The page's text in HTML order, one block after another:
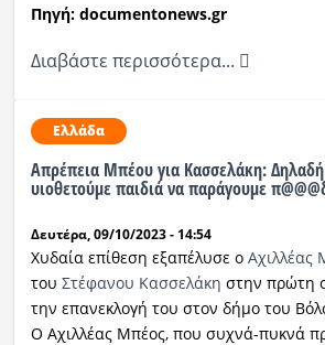
Πηγή: documentonews.gr
Διαβάστε περισσότερα...
Ελλάδα
Απρέπεια Μπέου για Κασσελάκη: Δηλαδή
υιοθετούμε παιδιά να παράγουμε
Δευτέρα, 09/10/2023 - 14:54
Χυδαία επίθεση εξαπέλυσε ο Αχιλλέας
του Στέφανου Κασσελάκη στην πρώτη
την επανεκλογή του στον δήμο του
Ο Αχιλλέας Μπέος, που συχνά-πυκνά